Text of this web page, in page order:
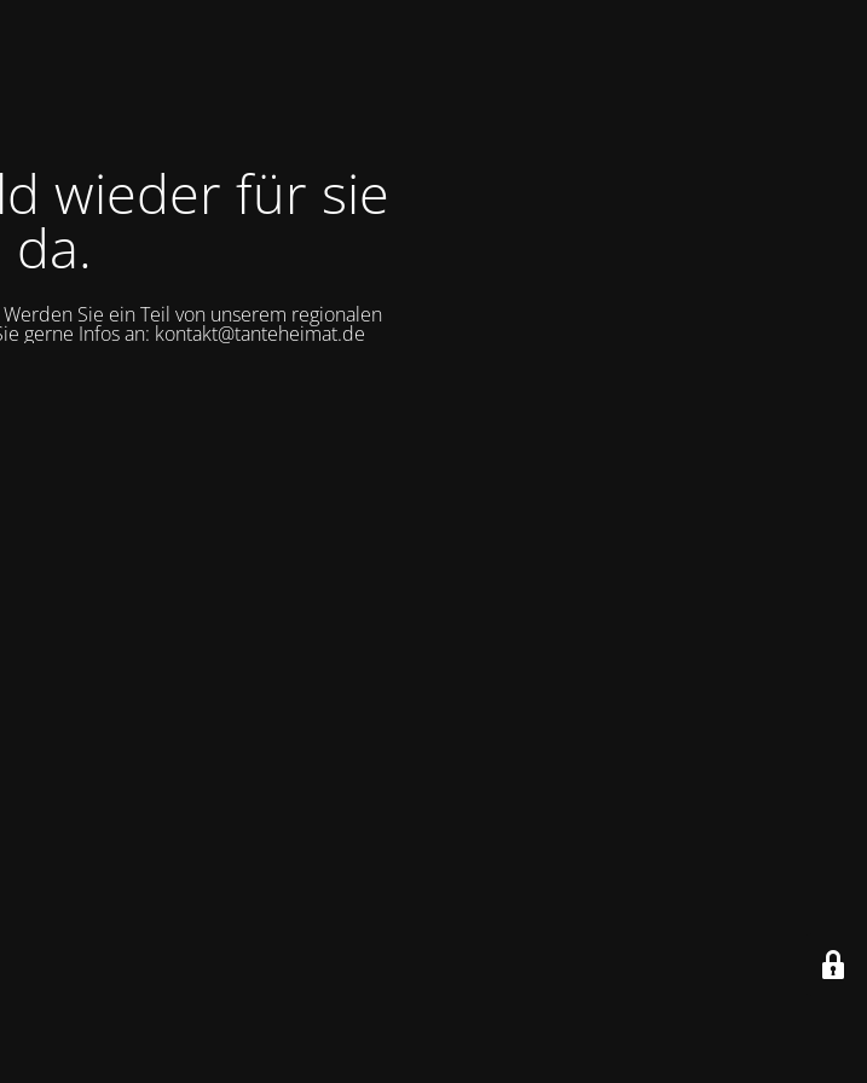
wieder für sie
da.
Sie ein Teil von unserem regionalen
gerne Infos an: kontakt@tanteheimat.de